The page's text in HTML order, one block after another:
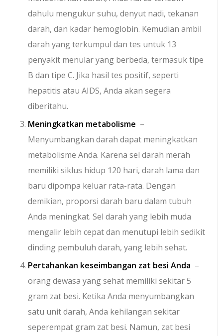
dahulu mengukur suhu, denyut nadi, tekanan
darah, dan kadar hemoglobin. Kemudian ambil
darah yang terkumpul dan tes untuk 13
penyakit menular yang berbeda, termasuk tipe
B dan tipe C. Jika hasil tes positif, seperti
hepatitis atau AIDS, Anda akan segera
diberitahu.
Meningkatkan metabolisme –
Menyumbangkan darah dapat meningkatkan
metabolisme Anda. Karena sel darah merah
memiliki siklus hidup 120 hari, darah lama dan
baru dipompa keluar rata-rata. Dengan
demikian, proporsi darah baru dalam tubuh
Anda meningkat. Sel darah yang lebih muda
mengalir lebih cepat dan menutupi lebih sedikit
dinding pembuluh darah, yang lebih sehat.
Pertahankan keseimbangan zat besi Anda –
orang dewasa yang sehat memiliki sekitar 5
gram zat besi. Ketika Anda menyumbangkan
satu unit darah, Anda kehilangan sekitar
seperempat gram zat besi. Namun, zat besi